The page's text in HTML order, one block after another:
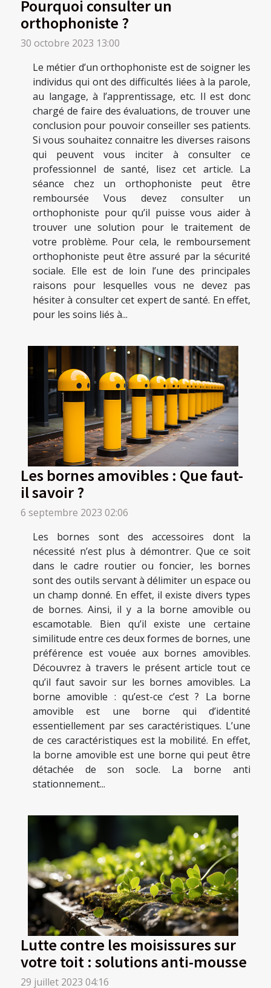
Pourquoi consulter un
orthophoniste ?
30 octobre 2023 13:00
Le métier d’un orthophoniste est de soigner les
individus qui ont des difficultés liées à la parole,
au langage, à l’apprentissage, etc. Il est donc
chargé de faire des évaluations, de trouver une
conclusion pour pouvoir conseiller ses patients.
Si vous souhaitez connaitre les diverses raisons
qui peuvent vous inciter à consulter ce
professionnel de santé, lisez cet article. La
séance chez un orthophoniste peut être
remboursée Vous devez consulter un
orthophoniste pour qu’il puisse vous aider à
trouver une solution pour le traitement de
votre problème. Pour cela, le remboursement
orthophoniste peut être assuré par la sécurité
sociale. Elle est de loin l’une des principales
raisons pour lesquelles vous ne devez pas
hésiter à consulter cet expert de santé. En effet,
pour les soins liés à...
Les bornes amovibles : Que faut-
il savoir ?
6 septembre 2023 02:06
Les bornes sont des accessoires dont la
nécessité n’est plus à démontrer. Que ce soit
dans le cadre routier ou foncier, les bornes
sont des outils servant à délimiter un espace ou
un champ donné. En effet, il existe divers types
de bornes. Ainsi, il y a la borne amovible ou
escamotable. Bien qu’il existe une certaine
similitude entre ces deux formes de bornes, une
préférence est vouée aux bornes amovibles.
Découvrez à travers le présent article tout ce
qu’il faut savoir sur les bornes amovibles. La
borne amovible : qu’est-ce c’est ? La borne
amovible est une borne qui d’identité
essentiellement par ses caractéristiques. L’une
de ces caractéristiques est la mobilité. En effet,
la borne amovible est une borne qui peut être
détachée de son socle. La borne anti
stationnement...
Lutte contre les moisissures sur
votre toit : solutions anti-mousse
29 juillet 2023 04:16